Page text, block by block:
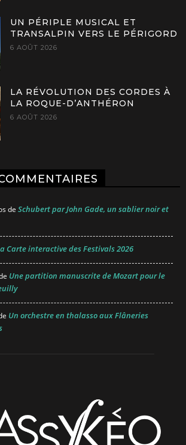
UN PÉRIPLE MUSICAL ET
TRANSALPIN VERS LE PÉRIGORD
6 AOÛT 2026
LA RÉVOLUTION DES CORDES À
LA ROQUE-D’ANTHÉRON
6 AOÛT 2026
de Schubert par John Gade, un sablier noir et
Carte interactive des Festivals 2026
Une partition manuscrite de Mozart pour le
Un orchestre en thalasso aux Flâneries